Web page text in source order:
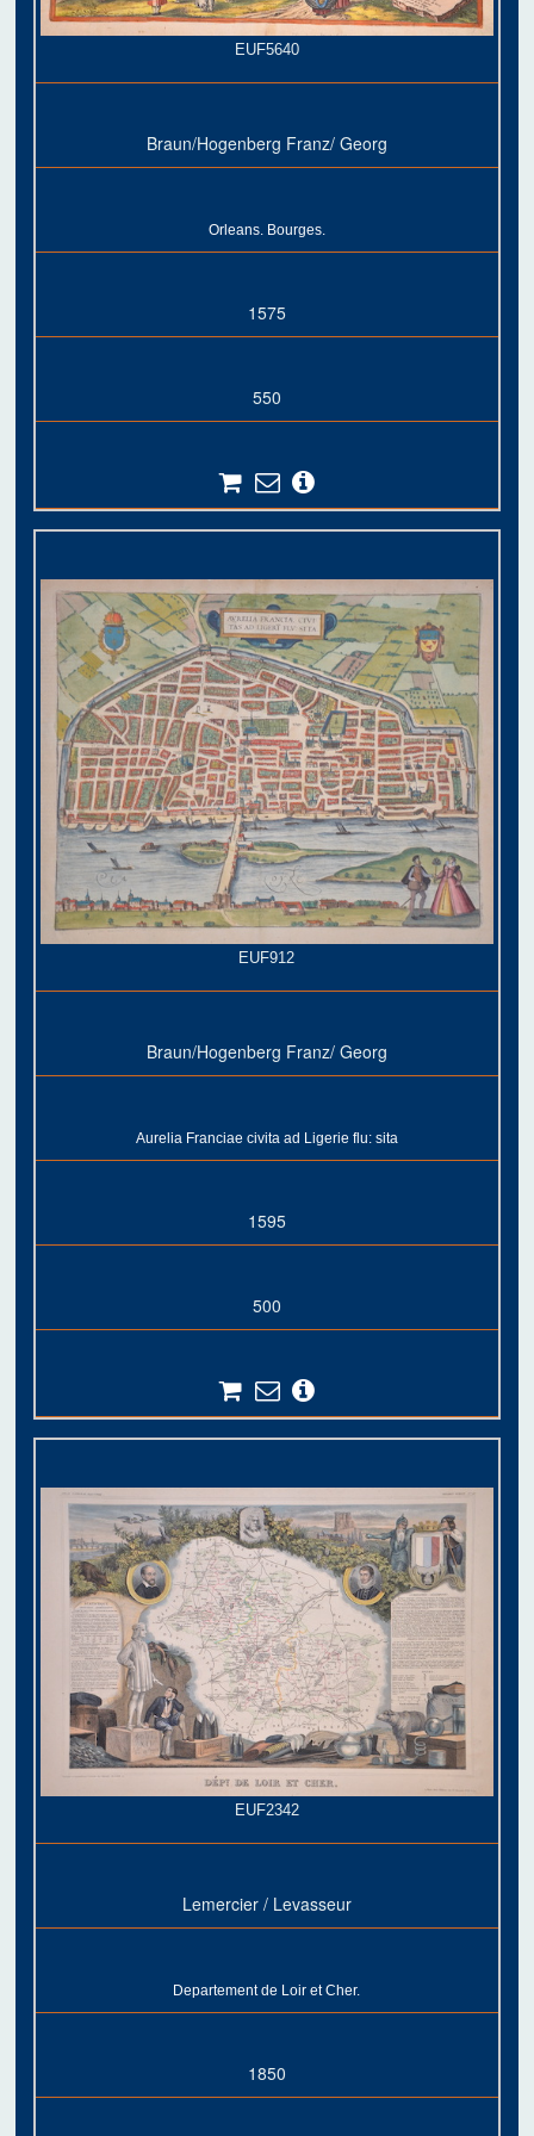
EUF5640
Braun/Hogenberg Franz/ Georg
Orleans. Bourges.
1575
550
EUF912
Braun/Hogenberg Franz/ Georg
Aurelia Franciae civita ad Ligerie flu: sita
1595
500
EUF2342
Lemercier / Levasseur
Departement de Loir et Cher.
1850